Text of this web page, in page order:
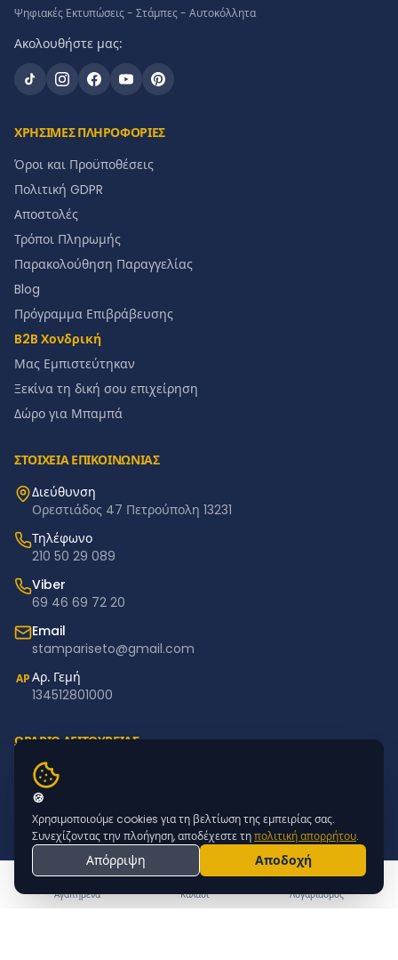
Αγαπημένα Καλάθι Λογαριασμός
Ψηφιακές Εκτυπώσεις - Στάμπες - Αυτοκόλλητα
Ακολουθήστε μας:
ΧΡΗΣΙΜΕΣ ΠΛΗΡΟΦΟΡΙΕΣ
Όροι και Προϋποθέσεις
Πολιτική GDPR
Αποστολές
Τρόποι Πληρωμής
Παρακολούθηση Παραγγελίας
Blog
Πρόγραμμα Επιβράβευσης
B2B Χονδρική
Μας Εμπιστεύτηκαν
Ξεκίνα τη δική σου επιχείρηση
Δώρο για Μπαμπά
ΣΤΟΙΧΕΙΑ ΕΠΙΚΟΙΝΩΝΙΑΣ
Διεύθυνση
Ορεστιάδος 47 Πετρούπολη 13231
Τηλέφωνο
210 50 29 089
Viber
69 46 69 72 20
Email
stampariseto@gmail.com
ΑΡΑρ. Γεμή
134512801000
ΩΡΑΡΙΟ ΛΕΙΤΟΥΡΓΙΑΣ
Δευτέρα – Παρασκευή: 11:00–18:00
Σάββατο – Κυριακή: Κλειστά
NEWSLETTER
Εγγραφείτε για προσφορές & νέα προϊόντα
ΕΓΓΡΑΦΗ
🍪
Χρησιμοποιούμε cookies για τη βελτίωση της εμπειρίας σας.
Συνεχίζοντας την πλοήγηση, αποδέχεστε τηπολιτική απορρήτου.
Απόρριψη Αποδοχή